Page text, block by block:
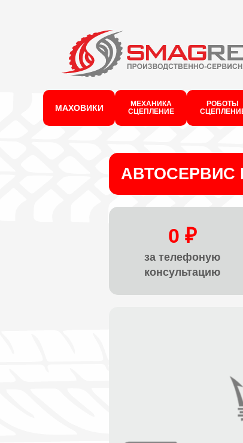
МАХОВИКИ
МЕХАНИКА
СЦЕПЛЕНИЕ
РОБОТЫ
АВТОСЕРВИС
0 ₽
за телефоную
консультацию